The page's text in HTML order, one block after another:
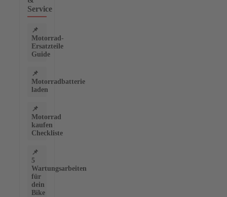
Service
📌
Motorrad-
Ersatzteile
Guide
📌
Motorradbatterie
laden
📌
Motorrad
kaufen
Checkliste
📌
5
Wartungsarbeiten
für
dein
Bike